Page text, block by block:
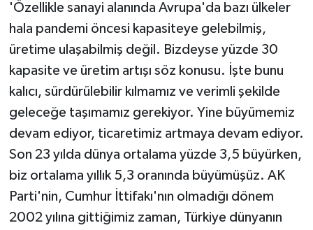
'Özellikle sanayi alanında Avrupa'da bazı ülkeler
hala pandemi öncesi kapasiteye gelebilmiş,
üretime ulaşabilmiş değil. Bizdeyse yüzde 30
kapasite ve üretim artışı söz konusu. İşte bunu
kalıcı, sürdürülebilir kılmamız ve verimli şekilde
geleceğe taşımamız gerekiyor. Yine büyümemiz
devam ediyor, ticaretimiz artmaya devam ediyor.
Son 23 yılda dünya ortalama yüzde 3,5 büyürken,
biz ortalama yıllık 5,3 oranında büyümüşüz. AK
Parti'nin, Cumhur İttifakı'nın olmadığı dönem
2002 yılına gittiğimiz zaman, Türkiye dünyanın